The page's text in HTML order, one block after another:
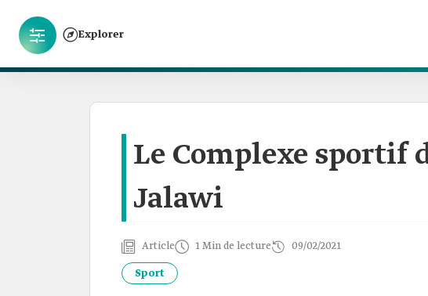
Explorer
Le Complexe sportif
Jalawi
Article 1 Min de lecture 09/02/2021
Sport